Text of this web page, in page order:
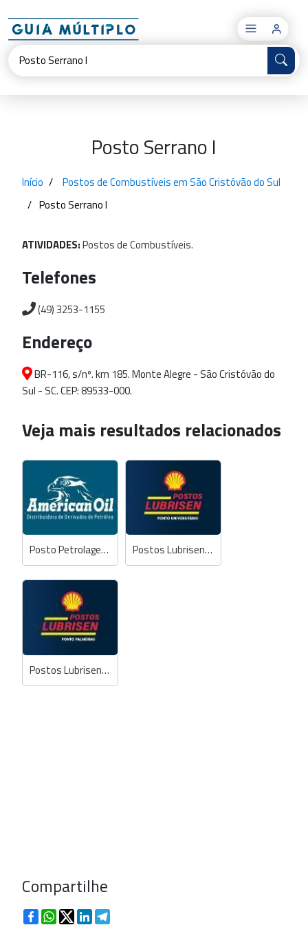
×
Posto Serrano I
Início
Postos de Combustíveis em São Cristóvão do Sul
Posto Serrano I
ATIVIDADES:PostosdeCombustíveis.
Telefones
(49) 3253-1155
Endereço
BR-116, s/nº. km 185. Monte Alegre - São Cristóvão do
Sul - SC. CEP: 89533-000.
Veja mais resultados relacionados
Posto Petrolages - GNV Postos Lubrisen - Ponto Universitário
Postos Lubrisen - Ponto Palmeiras
Compartilhe
FacebookWhatsApp
TwitterLinkedIn